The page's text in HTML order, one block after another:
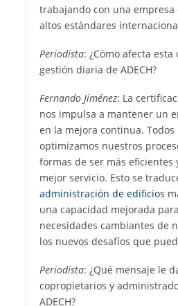
trabajando con una empresa
altos estándares
Periodista: ¿Cómo afecta
gestión diaria de ADECH?
Fernando Jiménez: La
nos impulsa a mantener un
en la mejora continua. Todos
optimizamos nuestros
formas de ser más
mejor servicio. Esto se
administración de edificios
una capacidad mejorada
necesidades cambiantes de
los nuevos desafíos que
Periodista: ¿Qué mensaje le
copropietarios y
ADECH?